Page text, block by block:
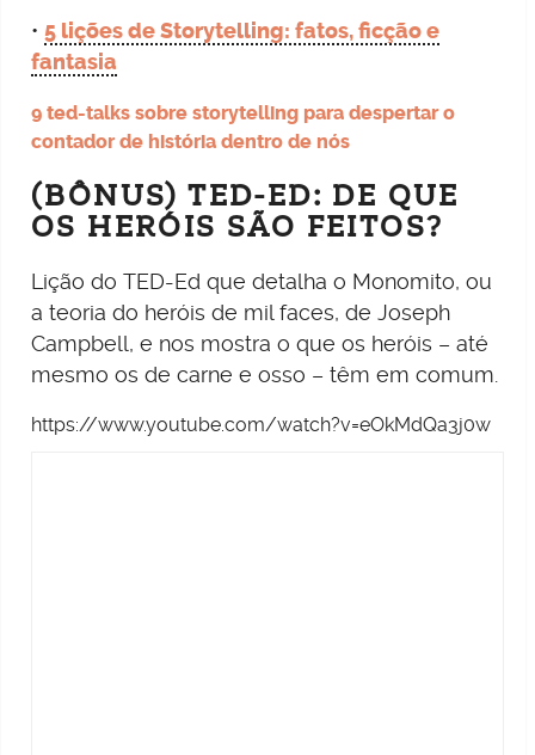
• 5 lições de Storytelling: fatos, ficção e
fantasia
9 ted-talks sobre storytelling para despertar o
contador de história dentro de nós
(BÔNUS) TED-ED: DE QUE
OS HERÓIS SÃO FEITOS?
Lição do TED-Ed que detalha o Monomito, ou
a teoria do heróis de mil faces, de Joseph
Campbell, e nos mostra o que os heróis – até
mesmo os de carne e osso – têm em comum.
https://www.youtube.com/watch?v=eOkMdQa3j0w